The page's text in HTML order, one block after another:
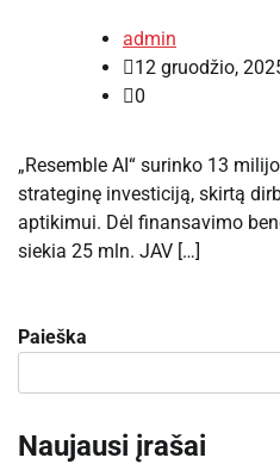
admin
12 gruodžio,
0
„Resemble AI“ surinko 13
strateginę investiciją, skirtą
aptikimui. Dėl finansavimo
siekia 25 mln. JAV […]
Paieška
Naujausi įrašai